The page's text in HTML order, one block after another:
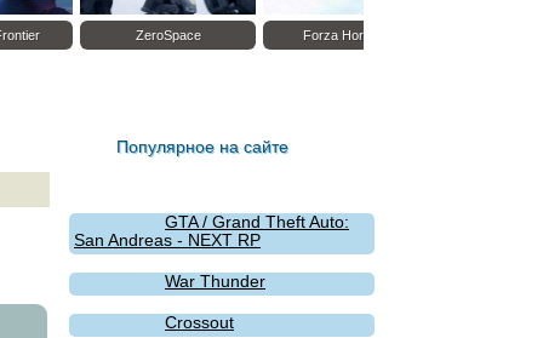
Nightmare Frontier
Популярное на сайте
GTA / Grand Theft Auto:
San Andreas - NEXT RP
War Thunder
Crossout